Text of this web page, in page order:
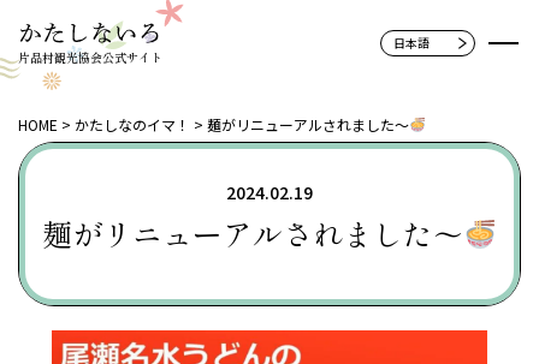
片品村観光協会公式サイト
HOME かたしなのイマ！ 麺がリニューアルされました～
2024.02.19
麺がリニューアルされました～